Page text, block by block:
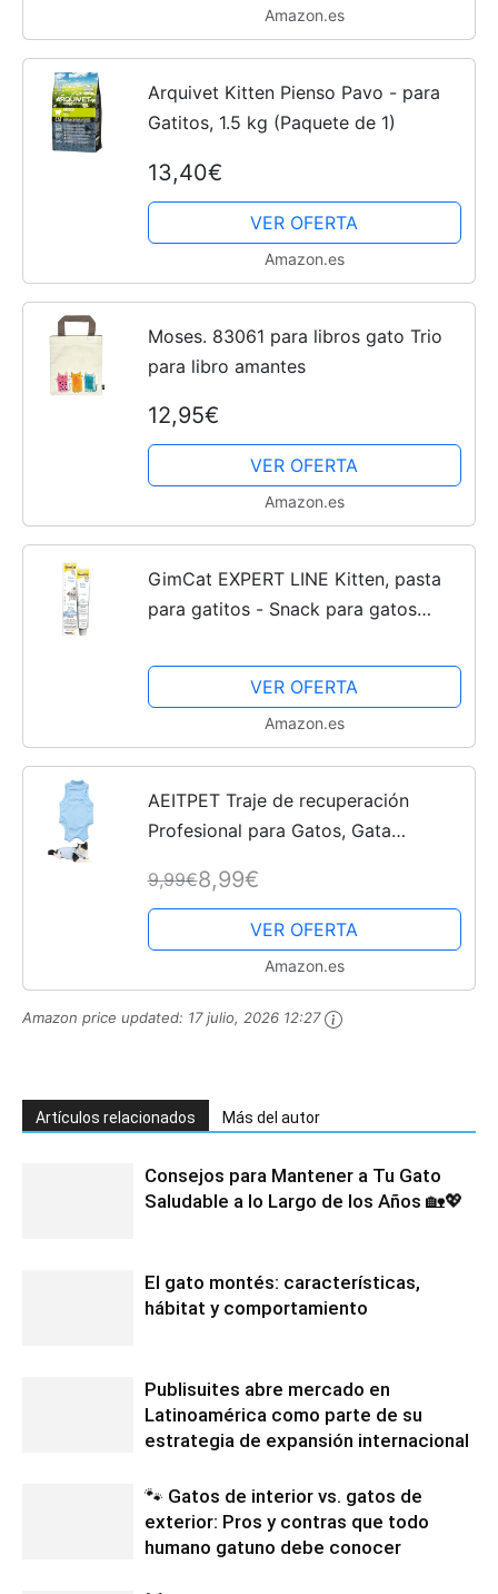
Amazon.es
Arquivet Kitten Pienso Pavo - para
Gatitos, 1.5 kg (Paquete de 1)
13,40€
VER OFERTA
Amazon.es
Moses. 83061 para libros gato Trio
para libro amantes
12,95€
VER OFERTA
Amazon.es
GimCat EXPERT LINE Kitten, pasta
para gatitos - Snack para gatos
de los gatos más pequeños - 1 tubo
(1 x 50 g)
VER OFERTA
Amazon.es
AEITPET Traje de recuperación
Profesional para Gatos, Gata
Abdominales Profesional para
heridas, de recuperación quirúrgica...
9,99€8,99€
VER OFERTA
Amazon.es
Amazon price updated: 17 julio, 2026 12:27
Artículos relacionados Más del autor
Consejos para Mantener a Tu Gato
Saludable a lo Largo de los Años 🏡💖
El gato montés: características,
hábitat y comportamiento
Publisuites abre mercado en
Latinoamérica como parte de su
estrategia de expansión internacional
🐾 Gatos de interior vs. gatos de
exterior: Pros y contras que todo
humano gatuno debe conocer